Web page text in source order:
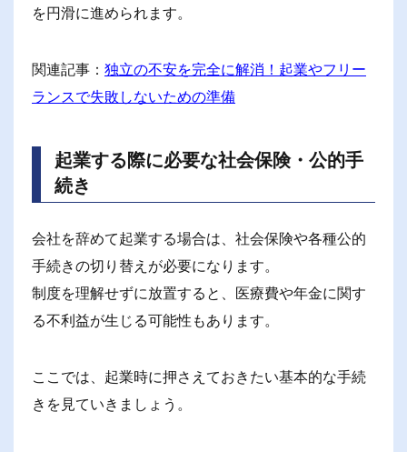
を円滑に進められます。
関連記事： 独立の不安を完全に解消！起業やフリー
ランスで失敗しないための準備
起業する際に必要な社会保険・公的手
続き
会社を辞めて起業する場合は、社会保険や各種公的
手続きの切り替えが必要になります。
制度を理解せずに放置すると、医療費や年金に関す
る不利益が生じる可能性もあります。
ここでは、起業時に押さえておきたい基本的な手続
きを見ていきましょう。